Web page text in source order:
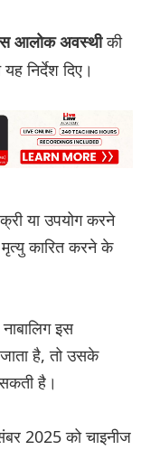
आलोक अवस्थीकी
निर्देश दिए।
या उपयोग करने
मृत्यु कारित करने के
इस
जाता है, तो उसके
है।
2025 को चाइनीज